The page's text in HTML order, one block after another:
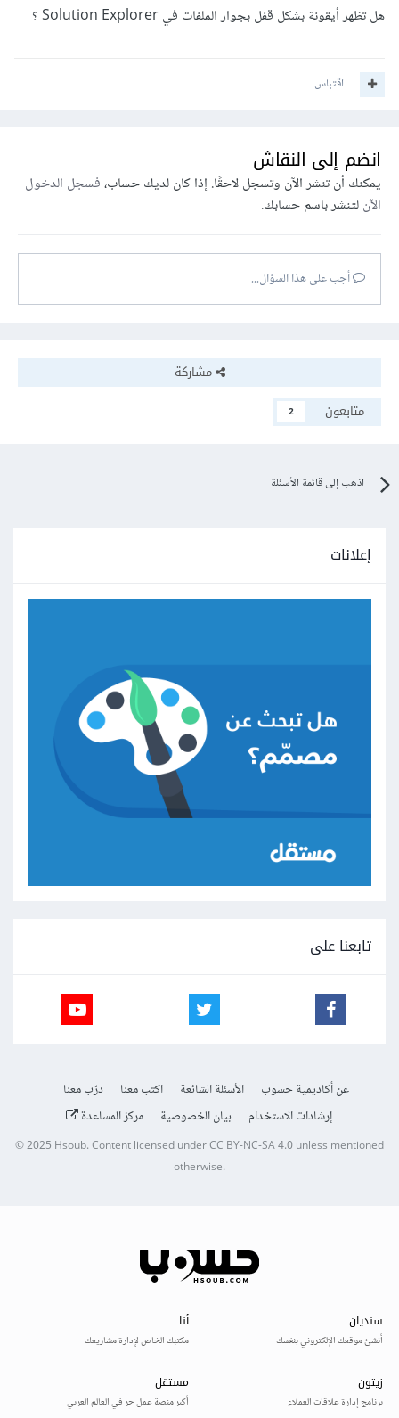
هل تظهر أيقونة بشكل قفل بجوار الملفات في Solution Explorer ؟
اقتباس
انضم إلى النقاش
يمكنك أن تنشر الآن وتسجل لاحقًا. إذا كان لديك حساب،فسجل الدخول
الآنلتنشر باسم حسابك.
أجب على هذا السؤال...
مشاركة
متابعون
2
اذهب إلى قائمة الأسئلة
إعلانات
تابعنا على
عن أكاديمية حسوب الأسئلة الشائعة اكتب معنا
درّب معنا
إرشادات الاستخدام
بيان الخصوصية مركز المساعدة
© 2025Hsoub.Content licensed underCC BY-NC-SA 4.0unless mentioned
otherwise.